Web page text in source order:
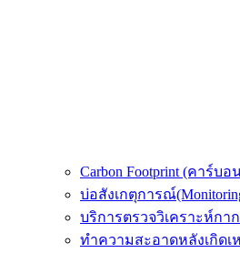
Carbon Footprint (คาร์บ
บ่อสังเกตุการณ์
บริการตรวจวิเคราะห์กา
ทำความสะอาดหลังเกิด